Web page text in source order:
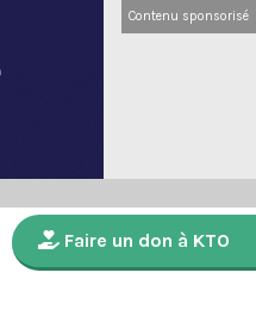
Contenu sponsorisé
Faire un don à KTO